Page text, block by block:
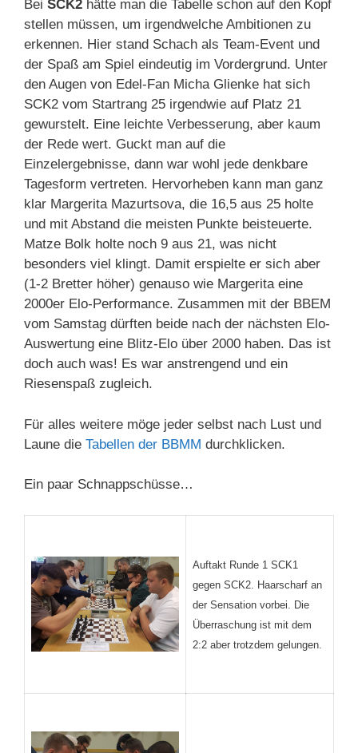
Bei SCK2 hätte man die Tabelle schon auf den Kopf
stellen müssen, um irgendwelche Ambitionen zu
erkennen. Hier stand Schach als Team-Event und
der Spaß am Spiel eindeutig im Vordergrund. Unter
den Augen von Edel-Fan Micha Glienke hat sich
SCK2 vom Startrang 25 irgendwie auf Platz 21
gewurstelt. Eine leichte Verbesserung, aber kaum
der Rede wert. Guckt man auf die
Einzelergebnisse, dann war wohl jede denkbare
Tagesform vertreten. Hervorheben kann man ganz
klar Margerita Mazurtsova, die 16,5 aus 25 holte
und mit Abstand die meisten Punkte beisteuerte.
Matze Bolk holte noch 9 aus 21, was nicht
besonders viel klingt. Damit erspielte er sich aber
(1-2 Bretter höher) genauso wie Margerita eine
2000er Elo-Performance. Zusammen mit der BBEM
vom Samstag dürften beide nach der nächsten Elo-
Auswertung eine Blitz-Elo über 2000 haben. Das ist
doch auch was! Es war anstrengend und ein
Riesenspaß zugleich.
Für alles weitere möge jeder selbst nach Lust und
Laune die Tabellen der BBMM durchklicken.
Ein paar Schnappschüsse…
Auftakt Runde 1 SCK1
gegen SCK2. Haarscharf an
der Sensation vorbei. Die
Überraschung ist mit dem
2:2 aber trotzdem gelungen.